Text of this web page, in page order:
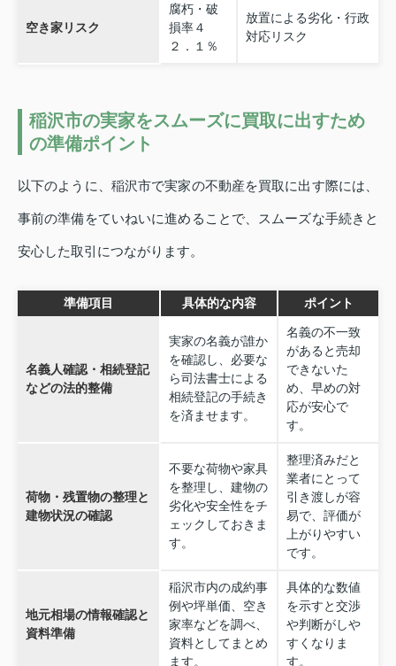
空き家リスク
腐朽・破
損率４
２．１％
放置による劣化・行政
対応リスク
稲沢市の実家をスムーズに買取に出すため
の準備ポイント
以下のように、稲沢市で実家の不動産を買取に出す際には、
事前の準備をていねいに進めることで、スムーズな手続きと
安心した取引につながります。
準備項目 具体的な内容 ポイント
名義人確認・相続登記
などの法的整備
実家の名義が誰か
を確認し、必要な
ら司法書士による
相続登記の手続き
を済ませます。
名義の不一致
があると売却
できないた
め、早めの対
応が安心で
す。
荷物・残置物の整理と
建物状況の確認
不要な荷物や家具
を整理し、建物の
劣化や安全性をチ
ェックしておきま
す。
整理済みだと
業者にとって
引き渡しが容
易で、評価が
上がりやすい
です。
地元相場の情報確認と
資料準備
稲沢市内の成約事
例や坪単価、空き
家率などを調べ、
資料としてまとめ
ます。
具体的な数値
を示すと交渉
や判断がしや
すくなりま
す。